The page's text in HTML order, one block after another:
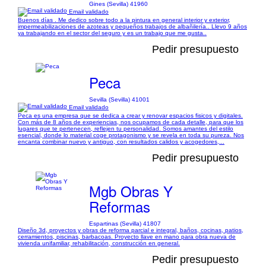
Gines (Sevilla) 41960
Email validado
Buenos días . Me dedico sobre todo a la pintura en general interior y exterior,
impermeabilizaciones de azoteas y pequeños trabajos de albañilería.. Llevo 9 años
ya trabajando en el sector del seguro y es un trabajo que me gusta..
Pedir presupuesto
Peca
Sevilla (Sevilla) 41001
Email validado
Peca es una empresa que se dedica a crear y renovar espacios fisicos y digitales.
Con más de 8 años de experiencias, nos ocupamos de cada detalle, para que los
lugares que te pertenecen, reflejen tu personalidad. Somos amantes del estilo
esencial, donde lo material coge protagonismo y se revela en toda su pureza. Nos
encanta combinar nuevo y antiguo, con resultados calidos y acogedores,...
Pedir presupuesto
Mgb Obras Y
Reformas
Espartinas (Sevilla) 41807
Diseño 3d, proyectos y obras de reforma parcial e integral, baños, cocinas, patios,
cerramientos, piscinas, barbacoas. Proyecto llave en mano para obra nueva de
vivienda unifamiliar, rehabilitación, construcción en general.
Pedir presupuesto